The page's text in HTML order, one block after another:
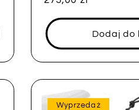
Dodaj do
Wyprzedaż